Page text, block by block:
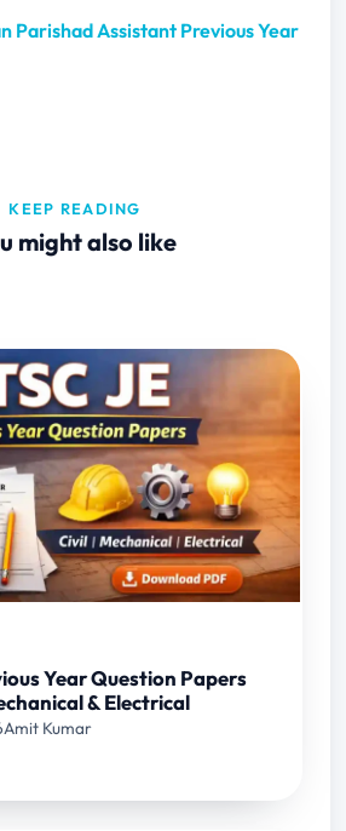
Parishad Assistant Previous Year
KEEP READING
might also like
Year Question Papers
& Electrical
Amit Kumar